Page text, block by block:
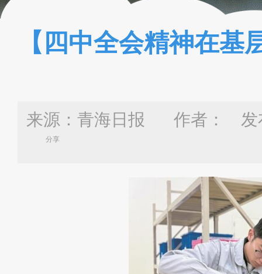
【四中全会精神在基
来源：青海日报 作者： 发
分享